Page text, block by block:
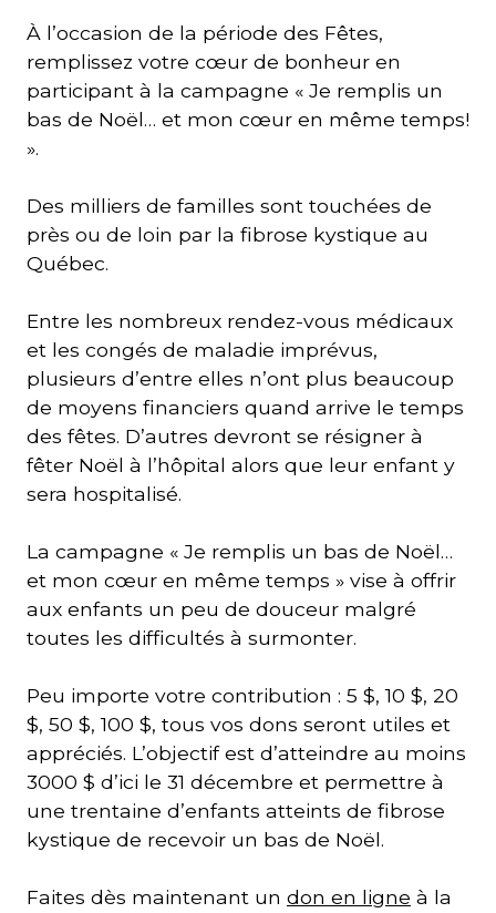
À l’occasion de la période des Fêtes,
remplissez votre cœur de bonheur en
participant à la campagne « Je remplis un
bas de Noël… et mon cœur en même temps!
».
Des milliers de familles sont touchées de
près ou de loin par la fibrose kystique au
Québec.
Entre les nombreux rendez-vous médicaux
et les congés de maladie imprévus,
plusieurs d’entre elles n’ont plus beaucoup
de moyens financiers quand arrive le temps
des fêtes. D’autres devront se résigner à
fêter Noël à l’hôpital alors que leur enfant y
sera hospitalisé.
La campagne « Je remplis un bas de Noël…
et mon cœur en même temps » vise à offrir
aux enfants un peu de douceur malgré
toutes les difficultés à surmonter.
Peu importe votre contribution : 5 $, 10 $, 20
$, 50 $, 100 $, tous vos dons seront utiles et
appréciés. L’objectif est d’atteindre au moins
3000 $ d’ici le 31 décembre et permettre à
une trentaine d’enfants atteints de fibrose
kystique de recevoir un bas de Noël.
Faites dès maintenant un don en ligne à la
M'inscrire